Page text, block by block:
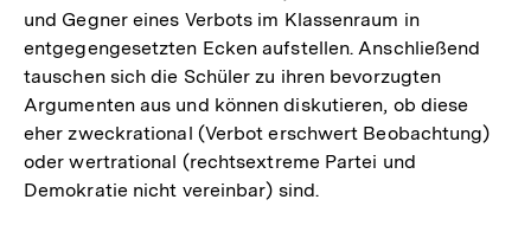
und Gegner eines Verbots im Klassenraum in
entgegengesetzten Ecken aufstellen. Anschließend
tauschen sich die Schüler zu ihren bevorzugten
Argumenten aus und können diskutieren, ob diese
eher zweckrational (Verbot erschwert Beobachtung)
oder wertrational (rechtsextreme Partei und
Demokratie nicht vereinbar) sind.